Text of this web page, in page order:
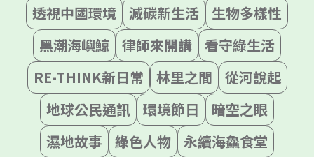
透視中國環境
減碳新生活
生物多樣性
黑潮海嶼鯨
律師來開講
看守綠生活
RE-THINK新日常
林里之間
從河說起
地球公民通訊
環境節日
暗空之眼
濕地故事
綠色人物
永續海鱻食堂